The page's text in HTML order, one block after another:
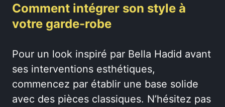
Comment intégrer son style à
votre garde-robe
Pour un look inspiré par Bella Hadid avant
ses interventions esthétiques,
commencez par établir une base solide
avec des pièces classiques. N’hésitez pas